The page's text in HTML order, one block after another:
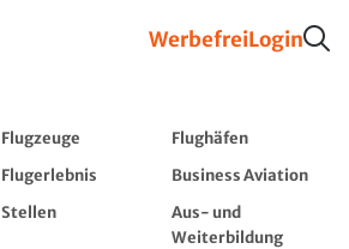
WerbefreiLogin
Flugzeuge
Flughäfen
Flugerlebnis
Business Aviation
Stellen
Aus- und
Weiterbildung